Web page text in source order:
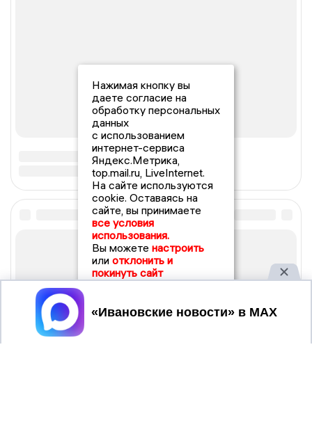
Нажимая кнопку вы
даете согласие на
обработку персональных
данных
с использованием
интернет-сервиса
Яндекс.Метрика,
top.mail.ru, LiveInternet.
На сайте используются
cookie. Оставаясь на
сайте, вы принимаете
все условия
использования.
Вы можете настроить
или отклонить и
покинуть сайт
Принять